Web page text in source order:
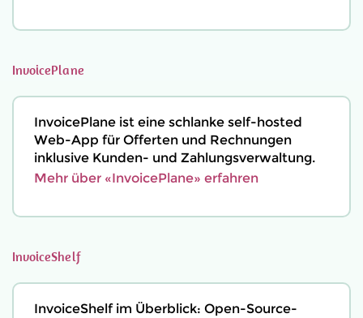
InvoicePlane
InvoicePlane ist eine schlanke self-hosted
Web-App für Offerten und Rechnungen
inklusive Kunden- und Zahlungsverwaltung.
Mehr über «InvoicePlane» erfahren
InvoiceShelf
InvoiceShelf im Überblick: Open-Source-